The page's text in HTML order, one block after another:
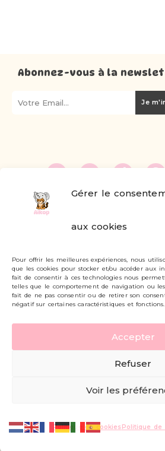
Gérer le
aux cookies
Pour offrir les meilleures expériences, nous
que les cookies pour stocker et/ou accéder aux
fait de consentir à ces technologies nous
telles que le comportement de navigation ou
fait de ne pas consentir ou de retirer son
négatif sur certaines caractéristiques et fonctions.
Accepter
Refuser
Voir les
Politique de cookiesPolitique de
Abonnez-vous à la
Je
Livraisons et retours
Mon compte
Carte cadeau
Politique de confidentialité
Mentions légales - CGV
© AIKOP 2026, tous